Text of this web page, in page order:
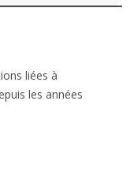
liées à
les années